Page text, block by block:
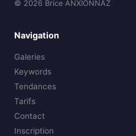
© 2026 Brice ANXIONNAZ
Navigation
Galeries
Keywords
Tendances
Tarifs
Contact
Inscription